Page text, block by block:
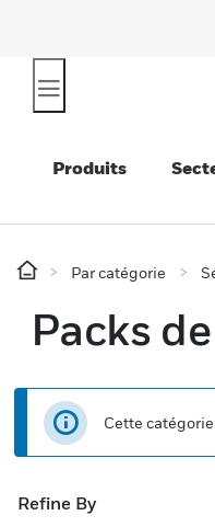
Produits
Par catégorie
Packs
Cette
Refine By